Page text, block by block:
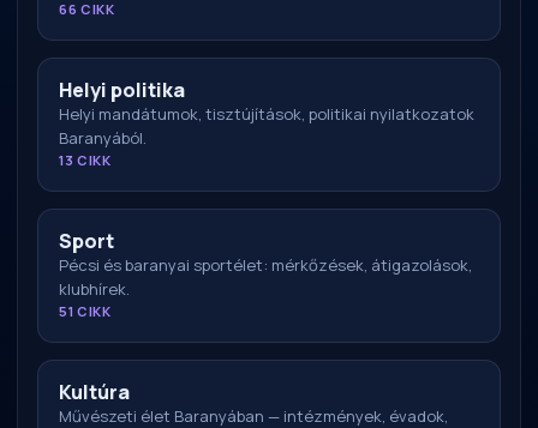
66 CIKK
Helyi politika
Helyi mandátumok, tisztújítások, politikai nyilatkozatok
Baranyából.
13 CIKK
Sport
Pécsi és baranyai sportélet: mérkőzések, átigazolások,
klubhírek.
51 CIKK
Kultúra
Művészeti élet Baranyában — intézmények, évadok,